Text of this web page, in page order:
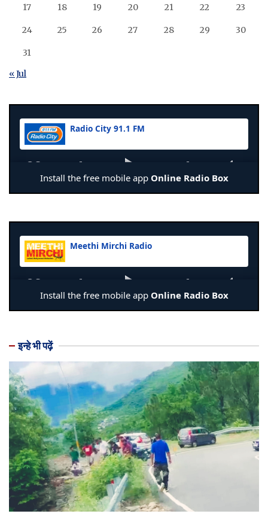
17 18 19 20 21 22 23
24 25 26 27 28 29 30
31
« Jul
इन्हे भी पढ़ें